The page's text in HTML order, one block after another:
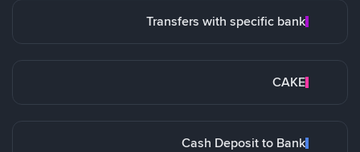
Transfers with specific bank
CAKE
Cash Deposit to Bank